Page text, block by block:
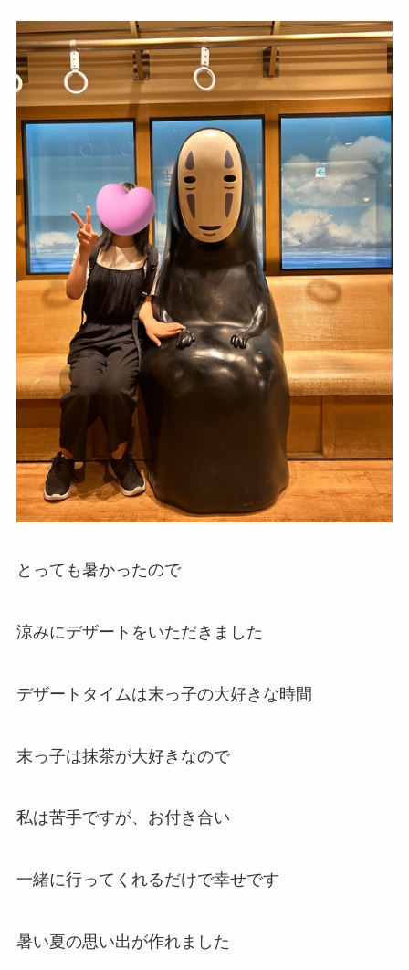
とっても暑かったので
涼みにデザートをいただきました
デザートタイムは末っ子の大好きな時間
末っ子は抹茶が大好きなので
私は苦手ですが、お付き合い
一緒に行ってくれるだけで幸せです
暑い夏の思い出が作れました